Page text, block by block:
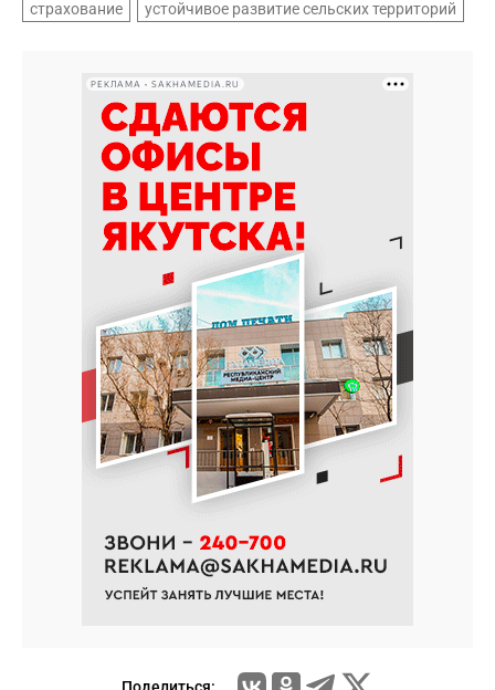
страхование устойчивое развитие сельских территорий
РЕКЛАМА • SAKHAMEDIA.RU